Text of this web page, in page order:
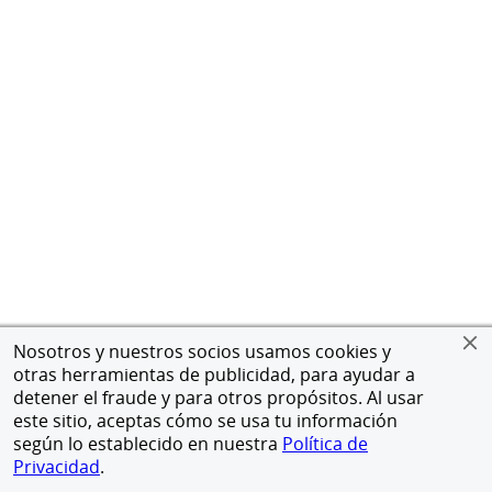
Nosotros y nuestros socios usamos cookies y
otras herramientas de publicidad, para ayudar a
detener el fraude y para otros propósitos. Al usar
este sitio, aceptas cómo se usa tu información
según lo establecido en nuestra Política de
Privacidad.